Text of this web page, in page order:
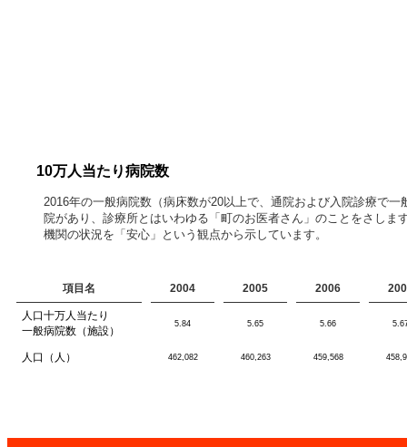
10万人当たり病院数
2016年の一般病院数（病床数が20以上で、通院および入院診療で
院があり、診療所とはいわゆる「町のお医者さん」のことをさし
機関の状況を「安心」という観点から示しています。
項目名 2004 2005 2006
人口十万人当たり
一般病院数（施設）
5.84 5.65 5.66
人口（人） 462,082 460,263 459,568